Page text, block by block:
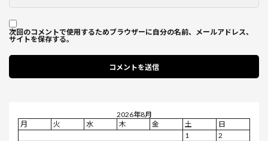
次回のコメントで使用するためブラウザーに自分の名前、メールアドレス、
サイトを保存する。
2026年8月
月
火 水 木 金 土
日
1
2